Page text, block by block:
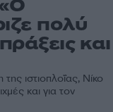
πολύ
και
ιστιοπλοΐας, Νίκο
και για τον